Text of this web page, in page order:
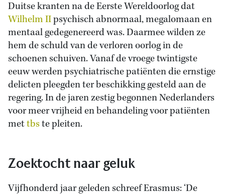
Duitse kranten na de Eerste Wereldoorlog dat
Wilhelm IIpsychisch abnormaal, megalomaan en
mentaal gedegenereerd was. Daarmee wilden ze
hem de schuld van de verloren oorlog in de
schoenen schuiven. Vanaf de vroege twintigste
eeuw werden psychiatrische patiënten die ernstige
delicten pleegden ter beschikking gesteld aan de
regering. In de jaren zestig begonnen Nederlanders
voor meer vrijheid en behandeling voor patiënten
mettbste pleiten.
Zoektocht naar geluk
Vijfhonderd jaar geleden schreef Erasmus: ‘De